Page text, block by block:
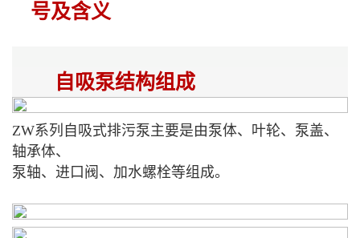
号及含义
自吸泵结构组成
ZW系列自吸式排污泵主要是由泵体、叶轮、泵盖、
轴承体、
泵轴、进口阀、加水螺栓等组成。